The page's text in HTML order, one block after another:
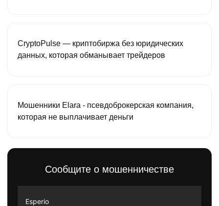
CryptoPulse — криптобиржа без юридических
данных, которая обманывает трейдеров
Мошенники Elara - псевдоброкерская компания,
которая не выплачивает деньги
Сообщите о мошенничестве